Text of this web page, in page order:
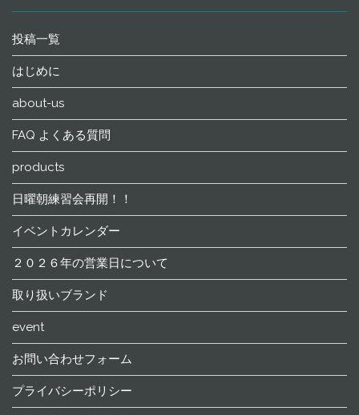
投稿一覧
はじめに
about-us
FAQ よくある質問
products
日曜朝練習会再開！！
イベントカレンダー
２０２６年の営業日について
取り扱いブランド
event
お問い合わせフォーム
プライバシーポリシー